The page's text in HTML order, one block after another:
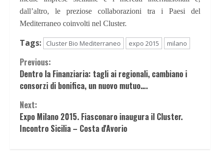
dall’altro, le preziose collaborazioni tra i Paesi del
Mediterraneo coinvolti nel Cluster.
Tags: Cluster Bio Mediterraneo expo 2015 milano
Continue
Reading
Previous:
Dentro la Finanziaria: tagli ai regionali, cambiano i
consorzi di bonifica, un nuovo mutuo….
Next:
Expo Milano 2015. Fiasconaro inaugura il Cluster.
Incontro Sicilia – Costa d'Avorio